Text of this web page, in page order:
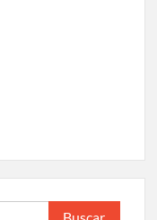
Buscar: